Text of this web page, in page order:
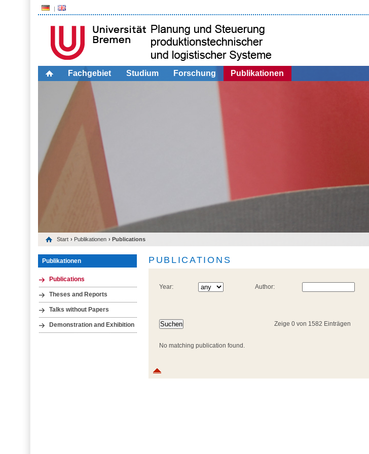
Fachgebiet Studium Forschung Publikationen
Start › Publikationen › Publications
Publikationen
Publications
Theses and Reports
Talks without Papers
Demonstration and Exhibition
PUBLICATIONS
Year: Author:
Zeige 0 von 1582 Einträgen
No matching publication found.